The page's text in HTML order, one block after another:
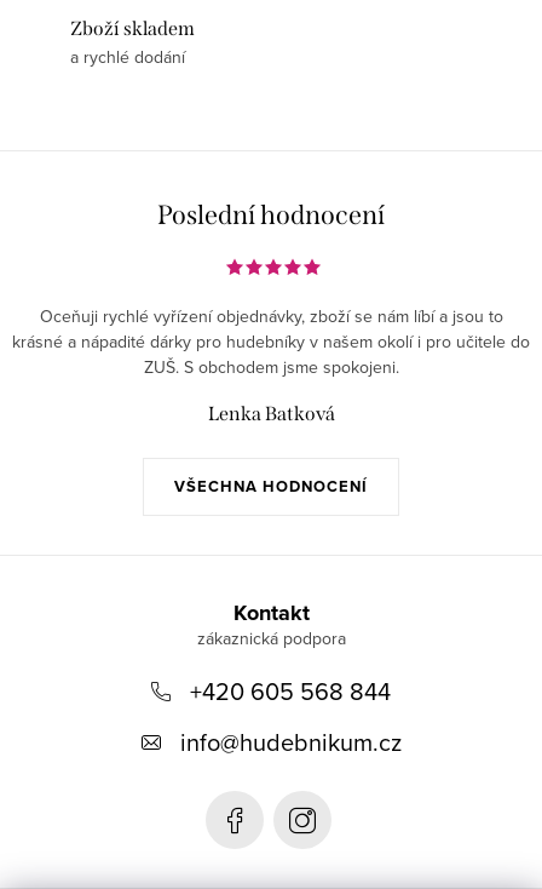
Zboží skladem
a rychlé dodání
Poslední hodnocení
VŠECHNA HODNOCENÍ
Oceňuji rychlé vyřízení objednávky, zboží se nám líbí a jsou to
krásné a nápadité dárky pro hudebníky v našem okolí i pro učitele do
ZUŠ. S obchodem jsme spokojeni.
Lenka Batková
Kontakt
+420 605 568 844
info@hudebnikum.cz